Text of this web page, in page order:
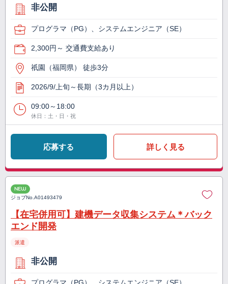
非公開
プログラマ（PG）、システムエンジニア（SE）
2,300円～ 交通費支給あり
祇園（福岡県） 徒歩3分
2026/9/上旬～長期（3カ月以上）
09:00～18:00
休日：土・日・祝
応募する 詳しく見る
NEW
ジョブNo.A01493479
【在宅併用可】建機データ収集システム＊バック
エンド開発
派遣
非公開